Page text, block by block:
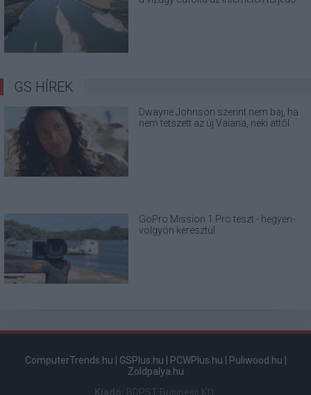
GS HÍREK
Dwayne Johnson szerint nem baj, ha
nem tetszett az új Vaiana, neki attól
GoPro Mission 1 Pro teszt - hegyen-
völgyön keresztül
ComputerTrends.hu GSPlus.hu PCWPlus.hu Puliwood.hu
Zoldpalya.hu
Kiadó:
BDPST Business Kft.